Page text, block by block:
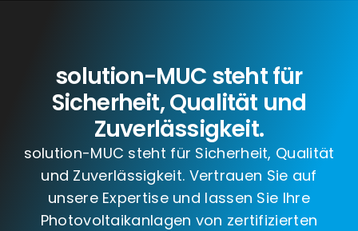
solution-MUC steht für
Sicherheit, Qualität und
Zuverlässigkeit.
solution-MUC steht für Sicherheit, Qualität
und Zuverlässigkeit. Vertrauen Sie auf
unsere Expertise und lassen Sie Ihre
Photovoltaikanlagen von zertifizierten